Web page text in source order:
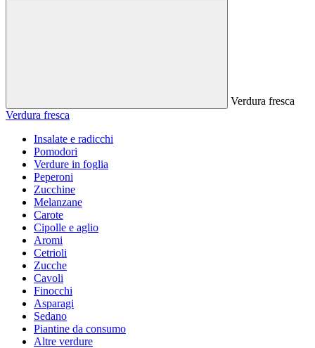
Verdura fresca
Verdura fresca
Insalate e radicchi
Pomodori
Verdure in foglia
Peperoni
Zucchine
Melanzane
Carote
Cipolle e aglio
Aromi
Cetrioli
Zucche
Cavoli
Finocchi
Asparagi
Sedano
Piantine da consumo
Altre verdure